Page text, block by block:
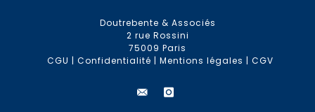
Doutrebente & Associés
2 rue Rossini
75009 Paris
CGU | Confidentialité | Mentions légales | CGV